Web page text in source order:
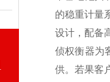
的稳重计量
设计，配备
侦权衡器为
供。若果客